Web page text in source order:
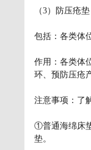
（3）防压疮垫
包括：各类体
作用：各类体
环、预防压疮
注意事项：了
①普通海绵床
垫。